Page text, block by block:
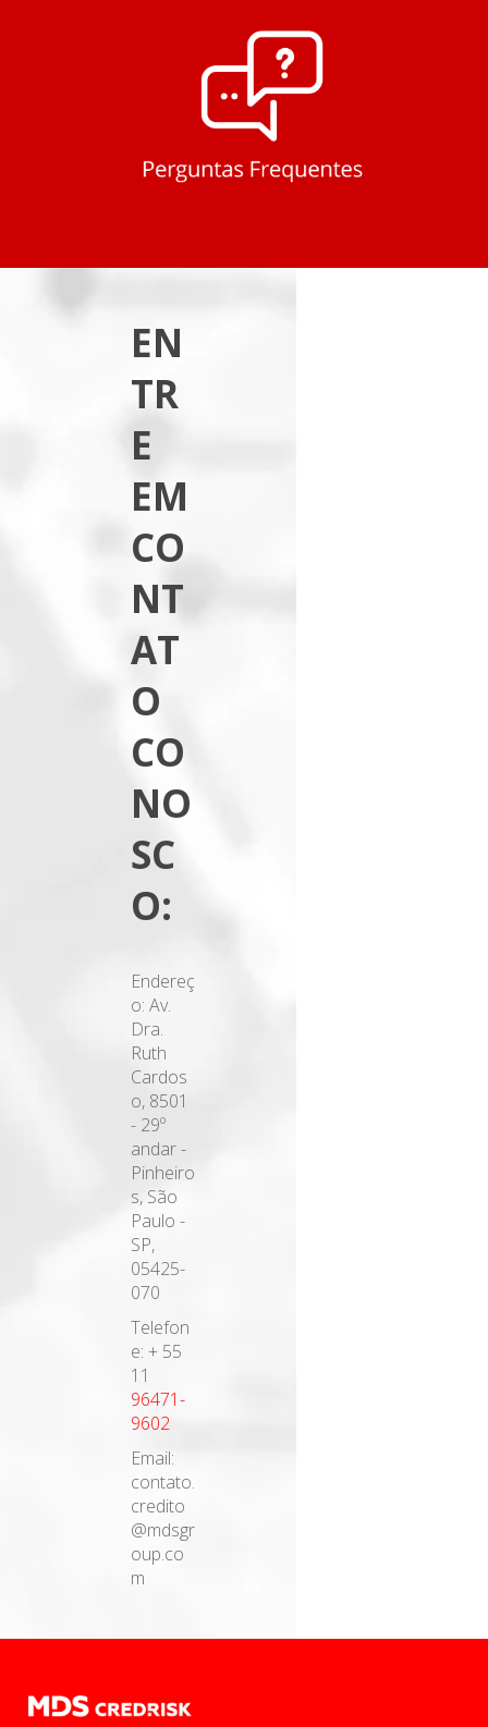
EN
TR
E
EM
CO
NT
AT
O
CO
NO
SC
O:
Endereç
o: Av.
Dra.
Ruth
Cardos
o, 8501
- 29º
andar -
Pinheiro
s, São
Paulo -
SP,
05425-
070
Telefon
e: + 55
11
96471-
9602
Email:
contato.
credito
@mdsgr
oup.co
m